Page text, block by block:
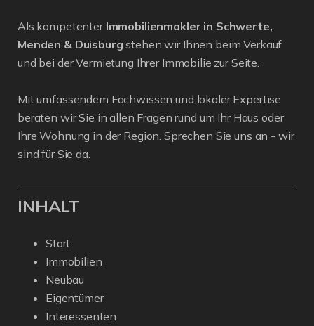
Als kompetenter Immobilienmakler in Schwerte,
Menden & Duisburg stehen wir Ihnen beim Verkauf
und bei der Vermietung Ihrer Immobilie zur Seite.
Mit umfassendem Fachwissen und lokaler Expertise
beraten wir Sie in allen Fragen rund um Ihr Haus oder
Ihre Wohnung in der Region. Sprechen Sie uns an - wir
sind für Sie da.
INHALT
Start
Immobilien
Neubau
Eigentümer
Interessenten